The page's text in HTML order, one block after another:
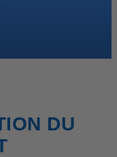
DU